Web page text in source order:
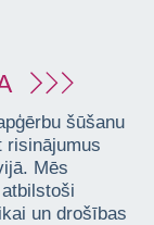
šūšanu
risinājumus
Mēs
un drošības